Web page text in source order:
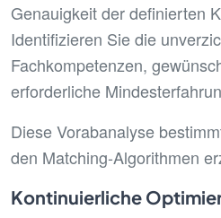
Genauigkeit der definierten
Identifizieren Sie die
Fachkompetenzen,
erforderliche
Diese Vorabanalyse
den Matching-Algorithmen
Kontinuierliche